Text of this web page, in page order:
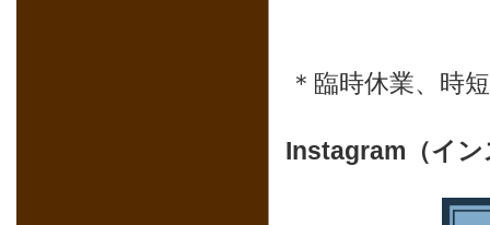
＊臨時休業、時
Instagram（イ